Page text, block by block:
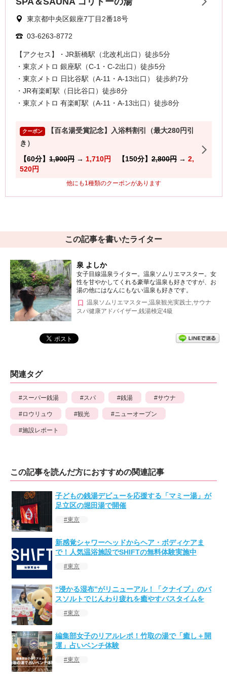
この記事を書いたライター
泉 よしか
女子目線温泉ライター。温泉ソムリエマスター。女
性を甘やかしてくれる豪華な温泉も好きですが、お
湯の他にはなんにもない温泉も好きです。
温泉ソムリエマスター,温泉観光実践士,サウナ
スパ健康アドバイザー,銭湯検定4級
関連タグ
スーパー銭湯 スパ 銭湯 サウナ
ロウリュウ 観光 ニューオープン
施設レポート
この記事を読んだ方におすすめの関連記事
子どもの銭湯デビューを応援する「マミー湯」が
足立区の堀田湯で開催
東京
新感覚シャワーヘッドからヘア・ボディケアま
で！人気温浴施設でSHIFTの無料体験実施中
東京
“浸かる湿布”がリニューアル！「クナイプ」のバ
スソルトでじんわり疲れを癒やすバスタイムを
東京
編集部女子のリアルレポ！竹取の湯で「癒し＋開
運」占いベンチ体験
東京